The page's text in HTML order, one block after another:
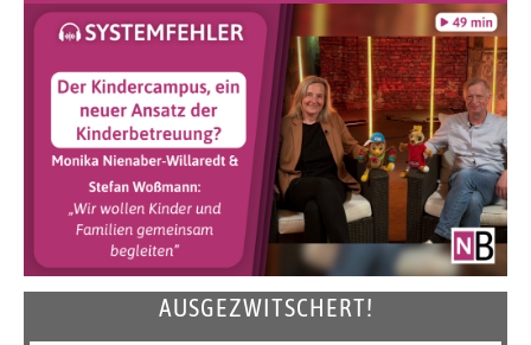
AUSGEZWITSCHERT!